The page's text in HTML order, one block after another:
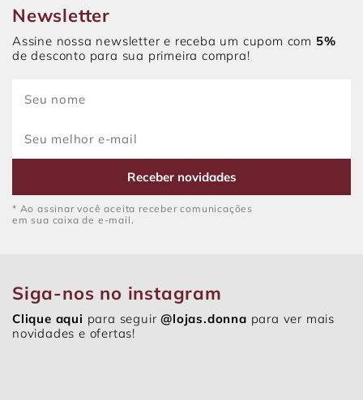
Newsletter
Assine nossa newsletter e receba um cupom com 5%
de desconto para sua primeira compra!
Receber novidades
* Ao assinar você aceita receber comunicações
em sua caixa de e-mail.
Siga-nos no instagram
Clique aqui para seguir@lojas.donna para ver mais
novidades e ofertas!